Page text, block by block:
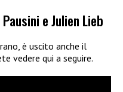
e Julien Lieb
è uscito anche il
vedere qui a seguire.